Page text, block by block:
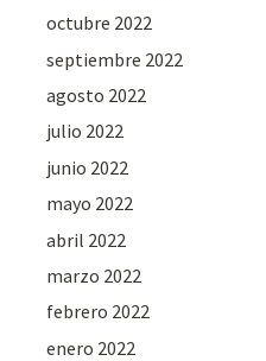
octubre 2022
septiembre 2022
agosto 2022
julio 2022
junio 2022
mayo 2022
abril 2022
marzo 2022
febrero 2022
enero 2022